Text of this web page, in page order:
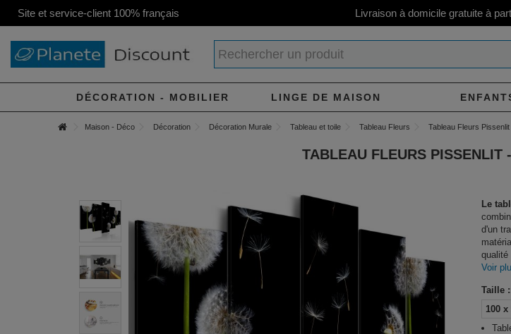
Site et service-client 100% français Livraison à domicile gratuite à
DÉCORATION - MOBILIER LINGE DE MAISON
Maison - Déco Décoration Décoration Murale Tableau et toile Tableau Fleurs Tableau Fleurs
TABLEAU FLEURS PISSENLIT
Le
d'un
qualité
Voir
Taille